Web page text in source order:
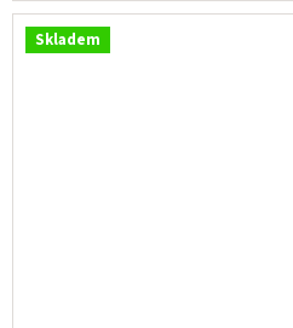
Skladem